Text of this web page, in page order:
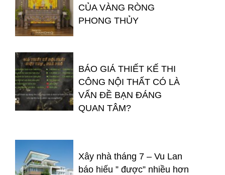
CỦA VÀNG RÒNG
PHONG THỦY
BÁO GIÁ THIẾT KẾ THI
CÔNG NỘI THẤT CÓ LÀ
VẤN ĐỀ BẠN ĐÁNG
QUAN TÂM?
Xây nhà tháng 7 – Vu Lan
báo hiếu ” được” nhiều hơn